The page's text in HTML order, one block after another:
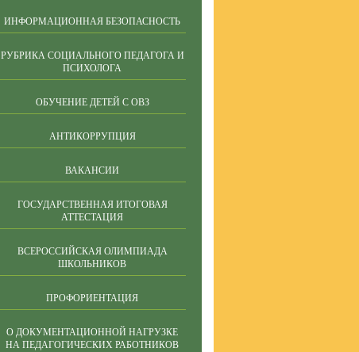
ИНФОРМАЦИОННАЯ БЕЗОПАСНОСТЬ
РУБРИКА СОЦИАЛЬНОГО ПЕДАГОГА И
ПСИХОЛОГА
ОБУЧЕНИЕ ДЕТЕЙ С ОВЗ
АНТИКОРРУПЦИЯ
ВАКАНСИИ
ГОСУДАРСТВЕННАЯ ИТОГОВАЯ
АТТЕСТАЦИЯ
ВСЕРОССИЙСКАЯ ОЛИМПИАДА
ШКОЛЬНИКОВ
ПРОФОРИЕНТАЦИЯ
О ДОКУМЕНТАЦИОННОЙ НАГРУЗКЕ
НА ПЕДАГОГИЧЕСКИХ РАБОТНИКОВ